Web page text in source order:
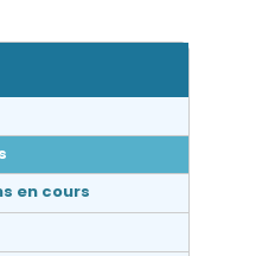
en cours